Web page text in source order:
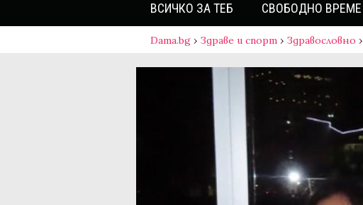
ВСИЧКО ЗА ТЕБ СВОБОДНО ВРЕМЕ
Dama.bg › Здраве и спорт › Здравословно ›